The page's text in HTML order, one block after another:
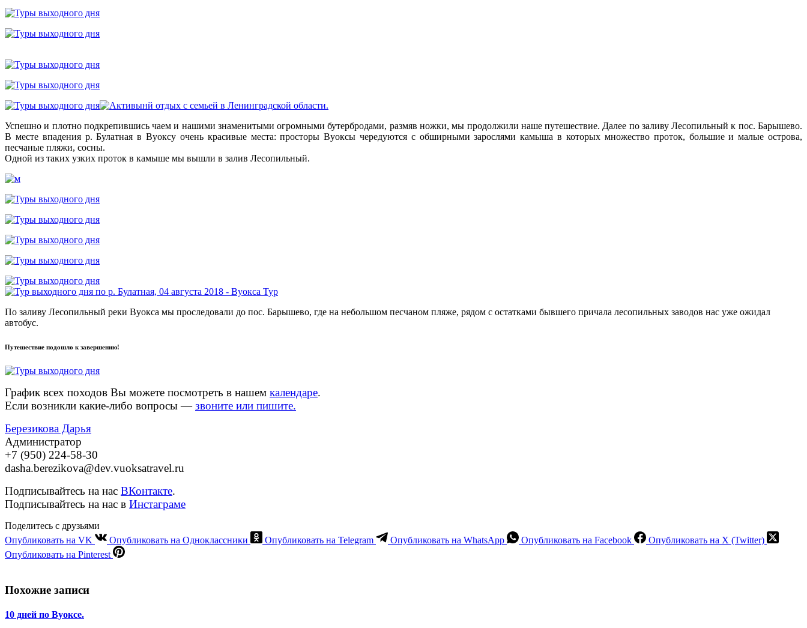
Успешно и плотно подкрепившись чаем и нашими знаменитыми огромными бутербродами, размяв ножки, мы продолжили наше путешествие. Далее по заливу Лесопильный к пос. Барышево.
В месте впадения р. Булатная в Вуоксу очень красивые места: просторы Вуоксы чередуются с обширными зарослями камыша в которых множество проток, большие и малые острова,
песчаные пляжи, сосны.
Одной из таких узких проток в камыше мы вышли в залив Лесопильный.
По заливу Лесопильный реки Вуокса мы проследовали до пос. Барышево, где на небольшом песчаном пляже, рядом с остатками бывшего причала лесопильных заводов нас уже ожидал
автобус.
Путешествие подошло к завершению!
График всех походов Вы можете посмотреть в нашем календаре.
Если возникли какие-либо вопросы — звоните или пишите.
Березикова Дарья
Администратор
+7 (950) 224-58-30
dasha.berezikova@dev.vuoksatravel.ru
Подписывайтесь на нас ВКонтакте.
Подписывайтесь на нас в Инстаграме
Поделитесь с друзьями
Опубликовать на VK
Опубликовать на Одноклассники Опубликовать на Telegram Опубликовать на WhatsApp Опубликовать на Facebook
Опубликовать на X (Twitter)
Опубликовать на Pinterest
Похожие записи
10 дней по Вуоксе.